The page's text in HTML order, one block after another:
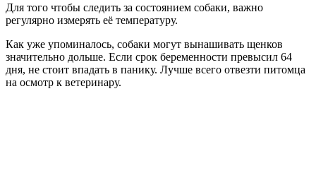
Для того чтобы следить за состоянием собаки, важно
регулярно измерять её температуру.
Как уже упоминалось, собаки могут вынашивать щенков
значительно дольше. Если срок беременности превысил 64
дня, не стоит впадать в панику. Лучше всего отвезти питомца
на осмотр к ветеринару.